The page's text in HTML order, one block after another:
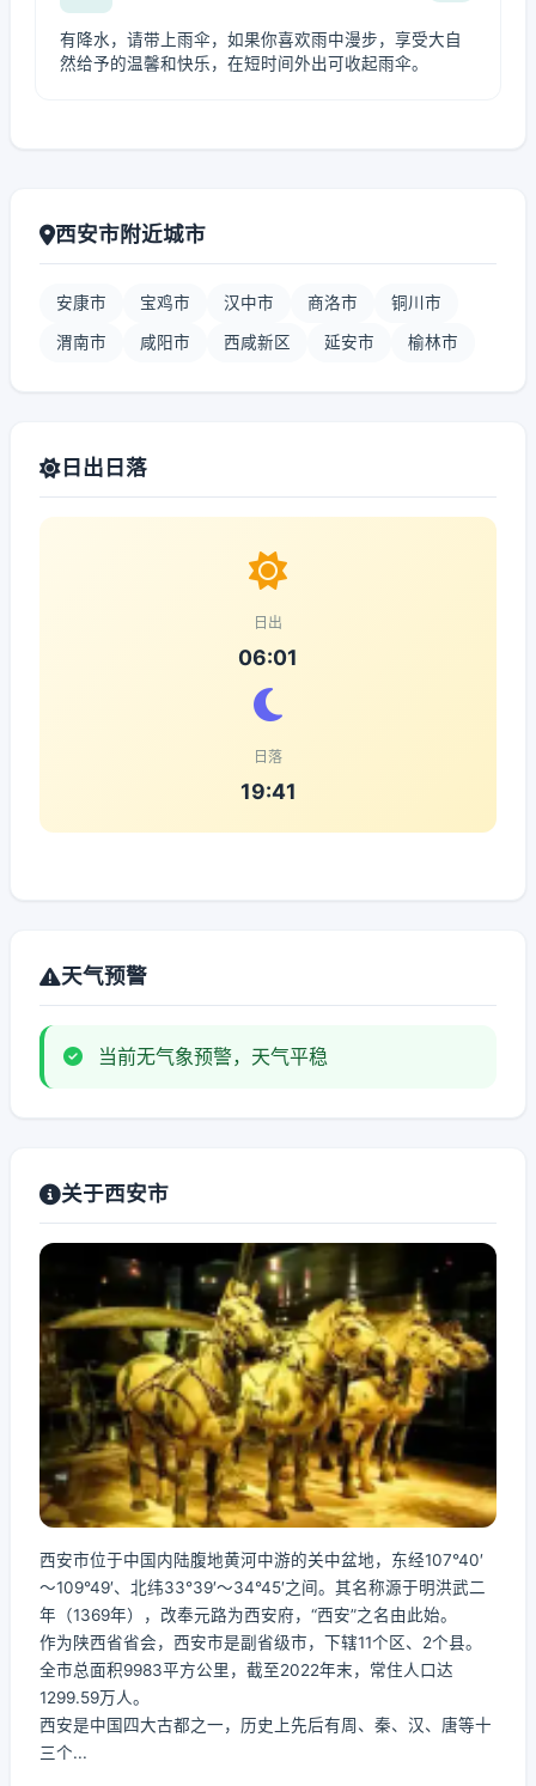
有降水，请带上雨伞，如果你喜欢雨中漫步，享受大自
然给予的温馨和快乐，在短时间外出可收起雨伞。
西安市附近城市
安康市 宝鸡市 汉中市 商洛市 铜川市
渭南市 咸阳市 西咸新区 延安市 榆林市
日出日落
日出
06:01
日落
19:41
天气预警
当前无气象预警，天气平稳
关于西安市
西安市位于中国内陆腹地黄河中游的关中盆地，东经107°40′
～109°49′、北纬33°39′～34°45′之间。其名称源于明洪武二
年（1369年），改奉元路为西安府，“西安”之名由此始。
作为陕西省省会，西安市是副省级市，下辖11个区、2个县。
全市总面积9983平方公里，截至2022年末，常住人口达
1299.59万人。
西安是中国四大古都之一，历史上先后有周、秦、汉、唐等十
三个...